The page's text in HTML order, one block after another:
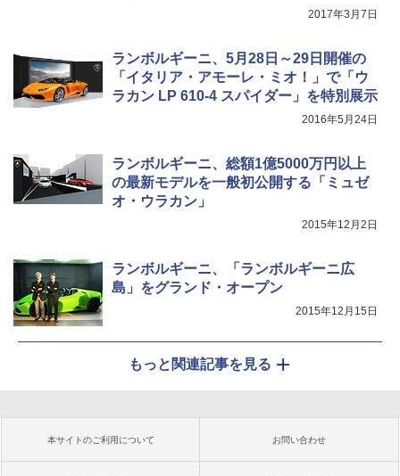
2017年3月7日
ランボルギーニ、5月28日～29日開催の
「イタリア・アモーレ・ミオ！」で「ウ
ラカン LP 610-4 スパイダー」を特別展示
2016年5月24日
ランボルギーニ、総額1億5000万円以上
の最新モデルを一般初公開する「ミュゼ
オ・ウラカン」
2015年12月2日
ランボルギーニ、「ランボルギーニ広
島」をグランド・オープン
2015年12月15日
もっと関連記事を見る
本サイトのご利用について お問い合わせ